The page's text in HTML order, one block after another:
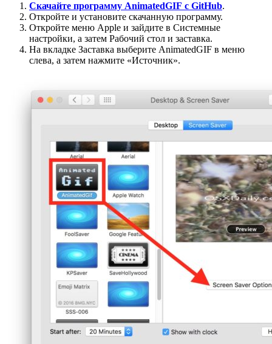
Скачайте программу AnimatedGIF с GitHub.
Откройте и установите скачанную программу.
Откройте меню Apple и зайдите в Системные
настройки, а затем Рабочий стол и заставка.
На вкладке Заставка выберите AnimatedGIF в меню
слева, а затем нажмите «Источник».